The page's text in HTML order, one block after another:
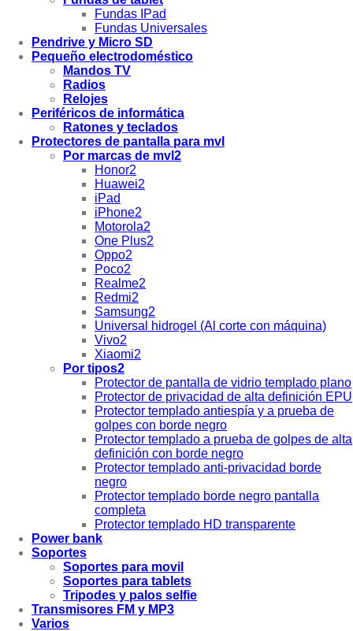
Fundas IPad
Fundas Universales
Pendrive y Micro SD
Pequeño electrodoméstico
Mandos TV
Radios
Relojes
Periféricos de informática
Ratones y teclados
Protectores de pantalla para mvl
Por marcas de mvl2
Honor2
Huawei2
iPad
iPhone2
Motorola2
One Plus2
Oppo2
Poco2
Realme2
Redmi2
Samsung2
Universal hidrogel (Al corte con máquina)
Vivo2
Xiaomi2
Por tipos2
Protector de pantalla de vidrio templado plano
Protector de privacidad de alta definición EPU
Protector templado antiespía y a prueba de
golpes con borde negro
Protector templado a prueba de golpes de alta
definición con borde negro
Protector templado anti-privacidad borde
negro
Protector templado borde negro pantalla
completa
Protector templado HD transparente
Power bank
Soportes
Soportes para movil
Soportes para tablets
Tripodes y palos selfie
Transmisores FM y MP3
Varios